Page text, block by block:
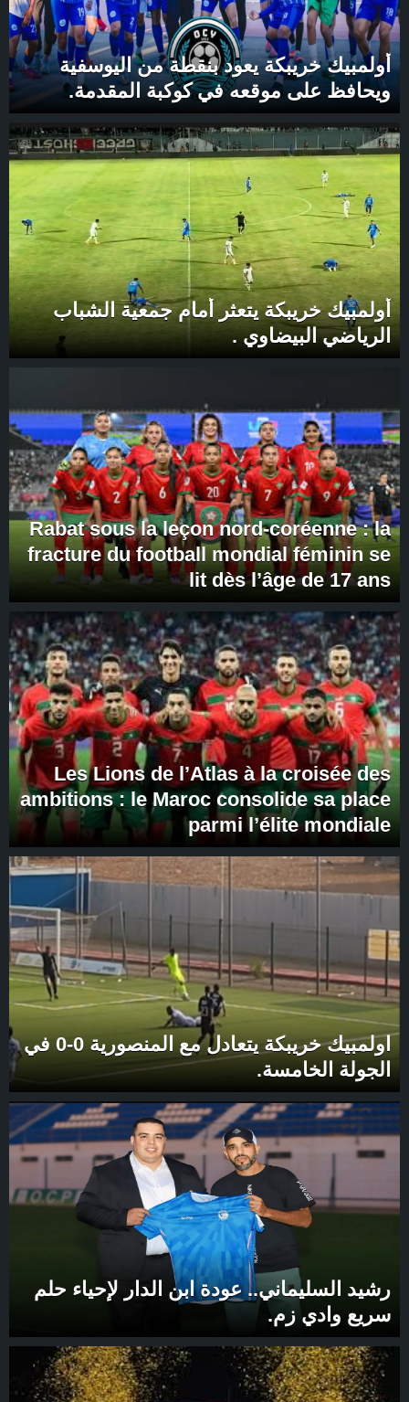
أولمبيك خريبكة يعود بنقطة من اليوسفية
ويحافظ على موقعه في كوكبة المقدمة.
أولمبيك خريبكة يتعثر أمام جمعية الشباب
الرياضي البيضاوي .
Rabat sous la leçon nord-coréenne : la
fracture du football mondial féminin se
lit dès l’âge de 17 ans
Les Lions de l’Atlas à la croisée des
ambitions : le Maroc consolide sa place
parmi l’élite mondiale
اولمبيك خريبكة يتعادل مع المنصورية 0-0 في
الجولة الخامسة.
رشيد السليماني.. عودة ابن الدار لإحياء حلم
سريع وادي زم.